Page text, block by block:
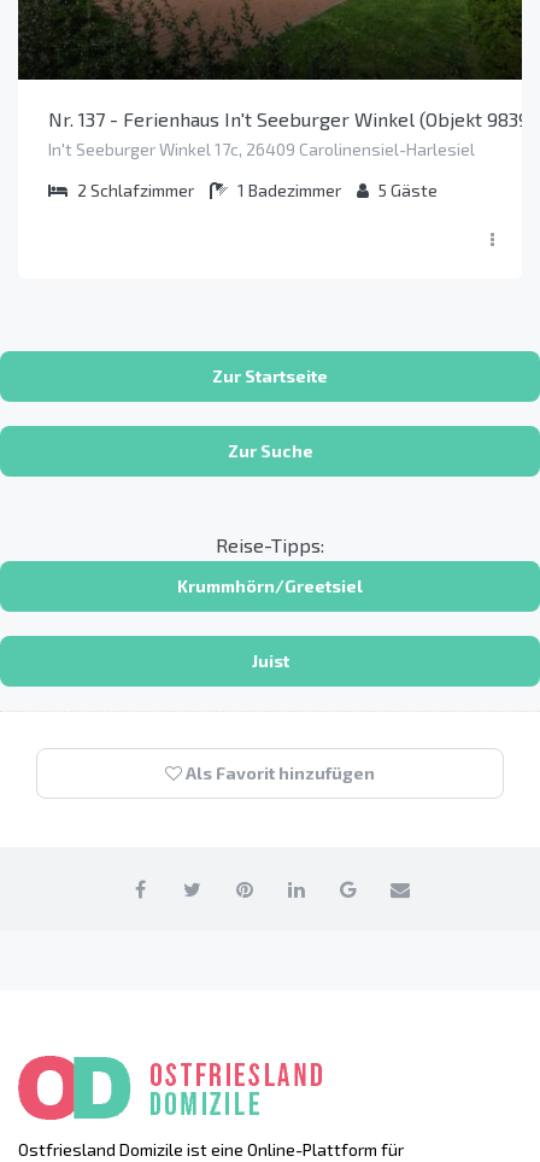
Nr. 137 - Ferienhaus In't Seeburger Winkel (Objekt
In't Seeburger Winkel 17c, 26409 Carolinensiel-Harlesiel
2 Schlafzimmer 1 Badezimmer 5 Gäste
Zur Startseite
Zur Suche
Reise-Tipps:
Krummhörn/Greetsiel
Juist
Als Favorit hinzufügen
Ostfriesland Domizile ist eine Online-Plattform für